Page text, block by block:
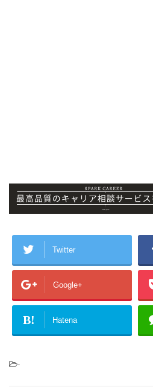
Twitter
Google+
B! Hatena
-